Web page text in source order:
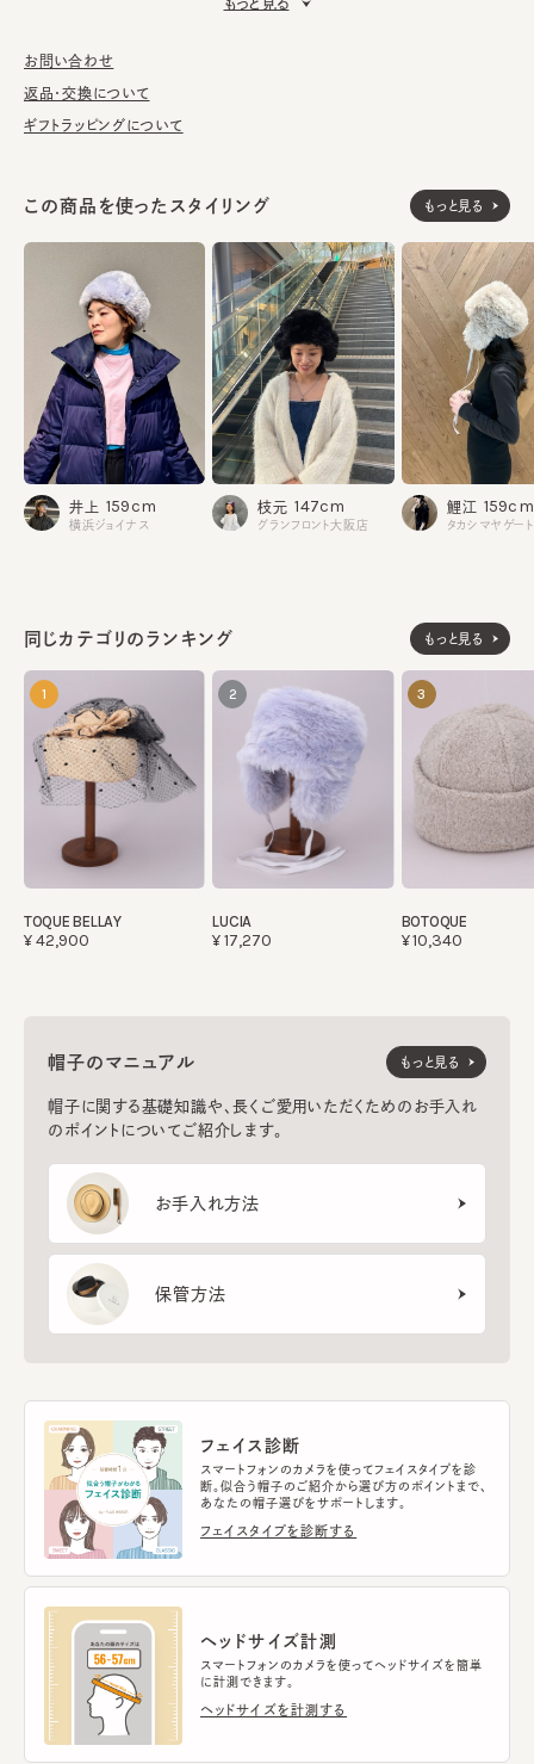
が汚れてしまう前の対策として、汗止めのハットライナーのお勧め
しております。
※サイズ調節スベリ仕様（サイズを小さくする際は、調節テープを
表地：ポリエステル95% レーヨン5%
裏地：ポリエステル100%
飾り部分：レーヨン90% ナイロン10%
生産国 made in JAPAN
お問い合わせ
返品・交換について
ギフトラッピングについて
同じカテゴリのランキング もっと見る
1
TOQUE BELLAY
¥42,900
2
LUCIA
¥17,270
3
BOTOQUE
¥10,340
帽子のマニュアル
帽子に関する基礎知識や、長くご愛用いただくためのお手入れ
のポイントについてご紹介します。
お手入れ方法
保管方法
もっと見る
フェイス診断
スマートフォンのカメラを使ってフェイスタイプを診
断。似合う帽子のご紹介から選び方のポイントまで、
あなたの帽子選びをサポートします。
フェイスタイプを診断する
ヘッドサイズ計測
スマートフォンのカメラを使ってヘッドサイズを簡単
に計測できます。
ヘッドサイズを計測する
この商品を使ったスタイリング もっと見る
井上 159cm
横浜ジョイナス
枝元 147cm
グランフロント大阪店
鯉江 159cm